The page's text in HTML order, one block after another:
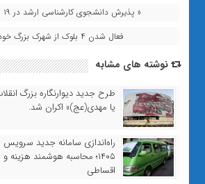
« پذیرش دانشجوی کارشناسی ارشد در ۱۹ رشته پیام نور قم
فعال شدن ۴ بلوک از شهرک بزرگ خودرو قم »
نوشته های مشابه
طرح جدید دیوارنگاره بزرگ
یا مهدی(عج)» اکران شد.
راه‌اندازی سامانه جدید
۱۴۰۵؛ محاسبه هوشمند
اقساطی